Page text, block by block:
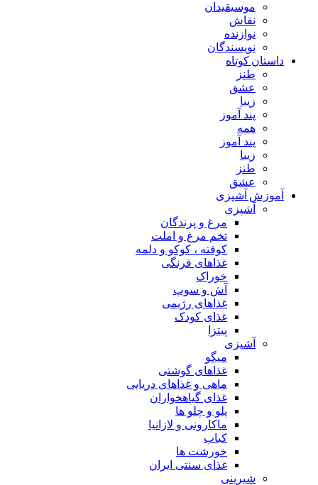
موسیقیدان
نقاش
نوازنده
نویسندگان
داستان کوتاه
طنز
عشق
زیبا
پند آموز
همه
پند آموز
زیبا
طنز
عشق
آموزش آشپزی
آشپزی
مرغ و پرندگان
تخم مرغ و املت
کوفته ، کوکو و دلمه
غذاهای فرنگی
خوراک
آش و سوپ
غذاهای رژیمی
غذای کودک
پیتزا
آشپزی
میگو
غذاهای گوشتی
ماهی و غذاهای دریایی
غذای گیاهخواران
پلو و چلو ها
ماکارونی و لازانیا
کباب
خورشت ها
غذای سنتی ایران
شیرینی